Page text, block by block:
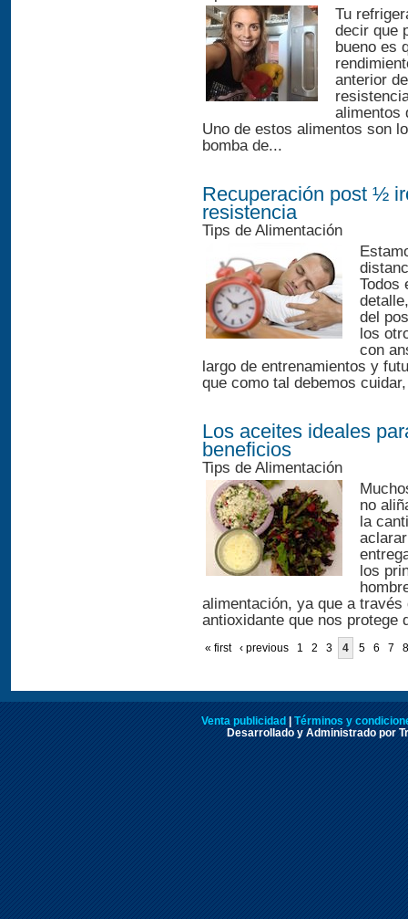
Tu
decir que
bueno es
anterior
alimentos
Uno de estos alimentos son
bomba de...
Recuperación post ½
resistencia
Tips de Alimentación
Todos
del
los
con
largo de entrenamientos y
que como tal debemos
Los aceites ideales
beneficios
Tips de Alimentación
no
la
los
alimentación, ya que a
antioxidante que nos protege
« first ‹ previous 1 2 3 4 5 6 7 8
Venta publicidad
Términos y
Desarrollado y Administrado por